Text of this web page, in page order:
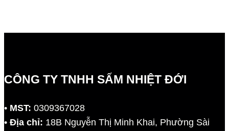
CÔNG TY TNHH SẤM NHIỆT ĐỚI
• MST: 0309367028
• Địa chỉ: 18B Nguyễn Thị Minh Khai, Phường Sài